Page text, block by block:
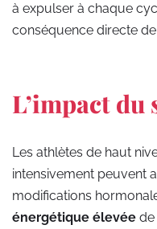
à expulser à chaque
conséquence directe
L’impact
Les athlètes de haut
intensivement peuvent
modifications
énergétique élevée de